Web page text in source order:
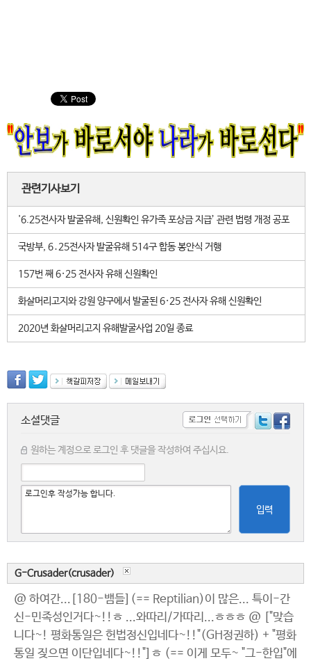
관련기사보기
'6.25전사자 발굴유해, 신원확인 유가족 포상금 지급’ 관련 법령 개정 공포
국방부, 6․25전사자 발굴유해 514구 합동 봉안식 거행
157번 째 6·25 전사자 유해 신원확인
화살머리고지와 강원 양구에서 발굴된 6·25 전사자 유해 신원확인
2020년 화살머리고지 유해발굴사업 20일 종료
소셜댓글
원하는 계정으로 로그인 후 댓글을 작성하여 주십시요.
입력
G-Crusader(crusader)
@ 하여간...[180-뱀들](== Reptilian)이 많은... 특이-간
신-민족성인거다~!!ㅎ ...와따리/가따리...ㅎㅎㅎ @ ["맞습
니다~! 평화통일은 헌법정신입네다~!!"(GH정권하) + "평화
통일 짖으면 이단입네다~!!"]ㅎ (== 이게 모두~ "그-한입"에